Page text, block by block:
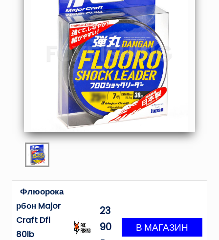
Флюорока
рбон Major
Craft Dfl
80lb
23
90